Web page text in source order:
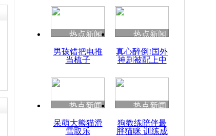
热点新闻
男孩错把电推
当梳子
热点新闻
真心醉倒!国外
神剧被配上中
热点新闻
呆萌大熊猫滑
雪取乐
热点新闻
狗教练陪伴最
胖猫咪 训练成